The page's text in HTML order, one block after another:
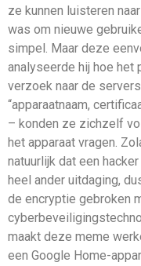
ze kunnen luisteren
was om nieuwe
simpel. Maar deze
analyseerde hij hoe het
verzoek naar de
“apparaatnaam,
– konden ze zichzelf
het apparaat vragen.
natuurlijk dat een
heel ander uitdaging,
de encryptie gebroken
maakt deze meme
een Google Home-